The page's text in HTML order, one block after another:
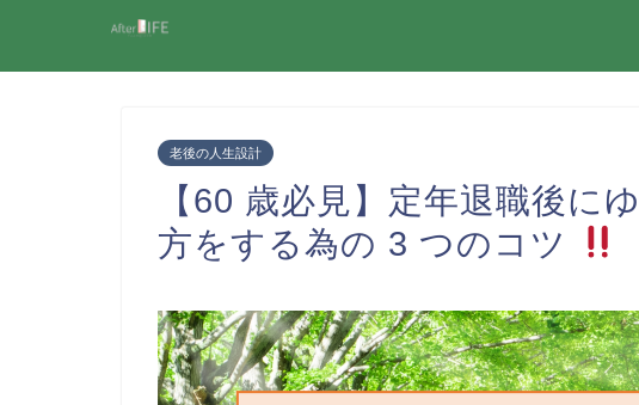
老後の人生設計
【60 歳必見】定年退職後に
方をする為の 3 つのコツ